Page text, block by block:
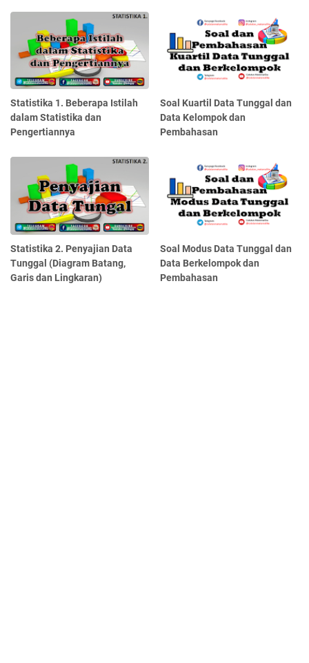
Statistika 1. Beberapa Istilah
dalam Statistika dan
Pengertiannya
Soal Kuartil Data Tunggal dan
Data Kelompok dan
Pembahasan
Statistika 2. Penyajian Data
Tunggal (Diagram Batang,
Garis dan Lingkaran)
Soal Modus Data Tunggal dan
Data Berkelompok dan
Pembahasan